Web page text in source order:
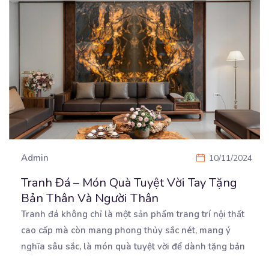
Admin 10/11/2024
Tranh Đá – Món Quà Tuyệt Vời Tay Tặng
Bản Thân Và Người Thân
Tranh đá không chỉ là một sản phẩm trang trí nội thất
cao cấp mà còn mang phong thủy sắc nét, mang ý
nghĩa sâu sắc, là món quà tuyệt vời để dành tặng bản